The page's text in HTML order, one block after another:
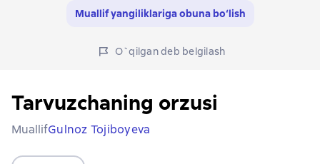
Muallif yangiliklariga obuna bo‘lish
O`qilgan deb belgilash
Tarvuzchaning orzusi
MuallifGulnoz Tojiboyeva